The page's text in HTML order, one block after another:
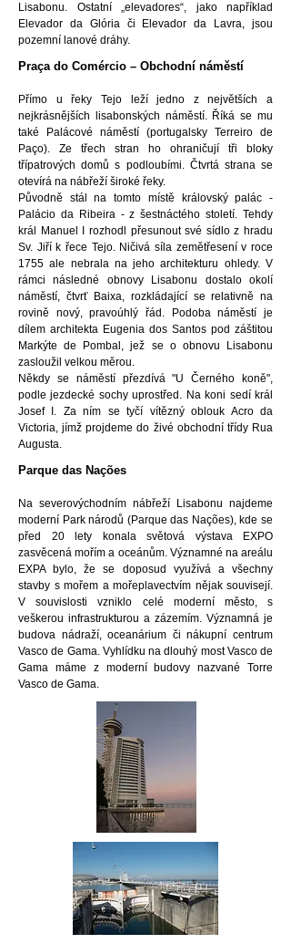
Lisabonu. Ostatní „elevadores“, jako například
Elevador da Glória či Elevador da Lavra, jsou
pozemní lanové dráhy.
Praça do Comércio – Obchodní náměstí
Přímo u řeky Tejo leží jedno z největších a
nejkrásnějších lisabonských náměstí. Říká se mu
také Palácové náměstí (portugalsky Terreiro de
Paço). Ze třech stran ho ohraničují tři bloky
třípatrových domů s podloubími. Čtvrtá strana se
otevírá na nábřeží široké řeky.
Původně stál na tomto místě královský palác -
Palácio da Ribeira - z šestnáctého století. Tehdy
král Manuel I rozhodl přesunout své sídlo z hradu
Sv. Jiří k řece Tejo. Ničivá síla zemětřesení v roce
1755 ale nebrala na jeho architekturu ohledy. V
rámci následné obnovy Lisabonu dostalo okolí
náměstí, čtvrť Baixa, rozkládající se relativně na
rovině nový, pravoúhlý řád. Podoba náměstí je
dílem architekta Eugenia dos Santos pod záštitou
Markýte de Pombal, jež se o obnovu Lisabonu
zasloužil velkou měrou.
Někdy se náměstí přezdívá "U Černého koně",
podle jezdecké sochy uprostřed. Na koni sedí král
Josef I. Za ním se tyčí vítězný oblouk Acro da
Victoria, jímž projdeme do živé obchodní třídy Rua
Augusta.
Parque das Nações
Na severovýchodním nábřeží Lisabonu najdeme
moderní Park národů (Parque das Nações), kde se
před 20 lety konala světová výstava EXPO
zasvěcená mořím a oceánům. Významné na areálu
EXPA bylo, že se doposud využívá a všechny
stavby s mořem a mořeplavectvím nějak souvisejí.
V souvislosti vzniklo celé moderní město, s
veškerou infrastrukturou a zázemím. Významná je
budova nádraží, oceanárium či nákupní centrum
Vasco de Gama. Vyhlídku na dlouhý most Vasco de
Gama máme z moderní budovy nazvané Torre
Vasco de Gama.